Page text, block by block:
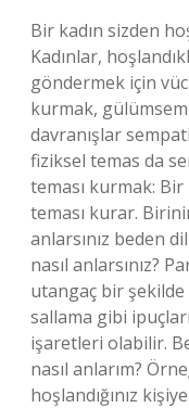
Bir kadın sizden
Kadınlar,
göndermek için
kurmak,
davranışlar
fiziksel temas da
teması kurmak: Bir
teması kurar.
anlarsınız beden
nasıl anlarsınız?
utangaç bir
sallama gibi
işaretleri olabilir.
nasıl anlarım?
hoşlandığınız